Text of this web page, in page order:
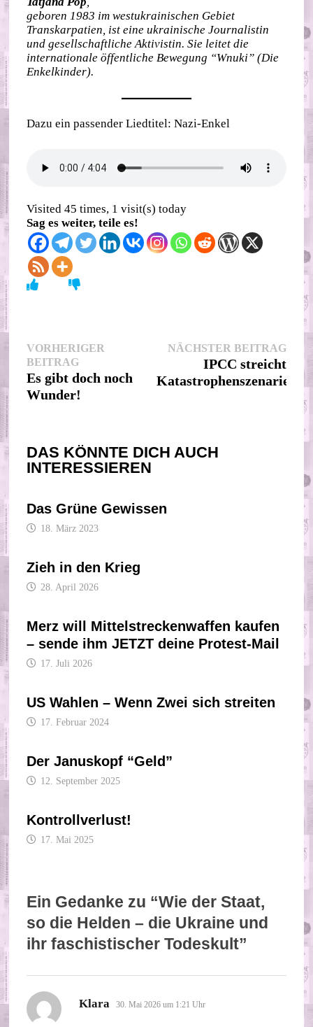
geboren 1983 im westukrainischen Gebiet
Transkarpatien, ist eine ukrainische Journalistin
und gesellschaftliche Aktivistin. Sie leitet die
internationale öffentliche Bewegung “Wnuki” (Die
Enkelkinder).
Dazu ein passender Liedtitel: Nazi-Enkel
Visited 45 times, 1 visit(s) today
Sag es weiter, teile es!
Beitragsnavigation
VORHERIGER
BEITRAGVorheriger
Beitrag:
Es gibt doch noch
Wunder!
NÄCHSTER BEITRAG
IPCC streicht
Katastrophenszenarien
DAS KÖNNTE DICH AUCH
INTERESSIEREN
Das Grüne Gewissen
18. März 2023
Zieh in den Krieg
28. April 2026
Merz will Mittelstreckenwaffen kaufen
– sende ihm JETZT deine Protest-Mail
17. Juli 2026
US Wahlen – Wenn Zwei sich streiten
17. Februar 2024
Der Januskopf “Geld”
12. September 2025
Kontrollverlust!
17. Mai 2025
Ein Gedanke zu “Wie der Staat,
so die Helden – die Ukraine und
ihr faschistischer Todeskult”
Klara sagt:
30. Mai 2026 um 1:21 Uhr